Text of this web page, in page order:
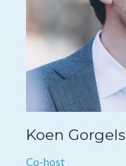
Koen Gorgels
Co-host